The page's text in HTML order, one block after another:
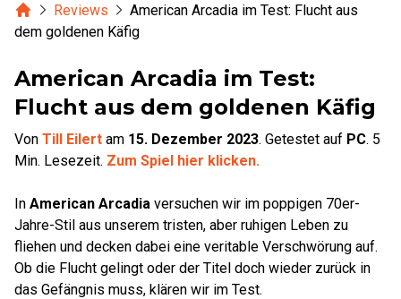
HomeReviews
American Arcadia im Test: Flucht aus
dem goldenen Käfig
American Arcadia im Test:
Flucht aus dem goldenen Käfig
Von Till Eilert am 15. Dezember 2023. Getestet auf PC. 5
Min. Lesezeit. Zum Spiel hier klicken.
In American Arcadia versuchen wir im poppigen 70er-
Jahre-Stil aus unserem tristen, aber ruhigen Leben zu
fliehen und decken dabei eine veritable Verschwörung auf.
Ob die Flucht gelingt oder der Titel doch wieder zurück in
das Gefängnis muss, klären wir im Test.